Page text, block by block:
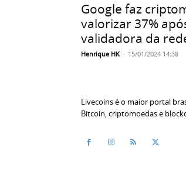
Google faz
valorizar 37%
validadora da
Henrique HK - 15/01/2024 14:38
Livecoins é o maior portal
Bitcoin, criptomoedas e